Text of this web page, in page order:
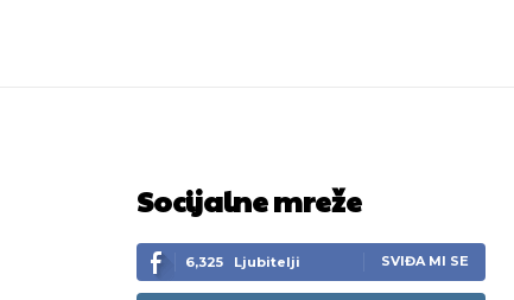
Socijalne mreže
6,325 Ljubitelji SVIĐA MI SE